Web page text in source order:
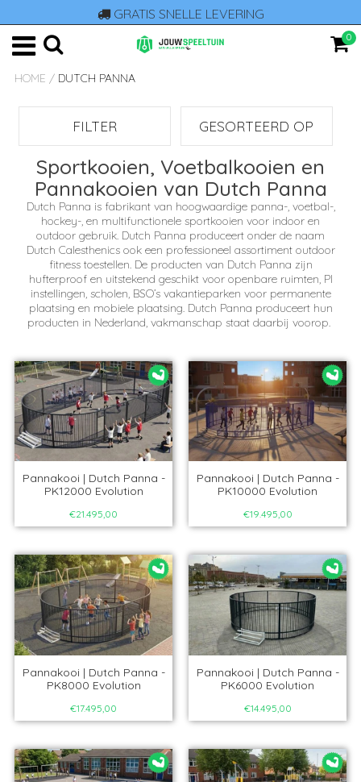
GRATIS SNELLE LEVERING
0
HOME / DUTCH PANNA
FILTER GESORTEERD OP
Sportkooien, Voetbalkooien en
Pannakooien van Dutch Panna
Dutch Panna is fabrikant van hoogwaardige panna-, voetbal-,
hockey-, en multifunctionele sportkooien voor indoor en
outdoor gebruik. Dutch Panna produceert onder de naam
Dutch Calesthenics ook een professioneel assortiment outdoor
fitness toestellen. De producten van Dutch Panna zijn
hufterproof en uitstekend geschikt voor openbare ruimten, PI
instellingen, scholen, BSO’s vakantieparken voor permanente
plaatsing en mobiele plaatsing. Dutch Panna produceert hun
producten in Nederland, vakmanschap staat daarbij voorop.
Pannakooi | Dutch Panna -
PK12000 Evolution
€21.495,00
Pannakooi | Dutch Panna -
PK10000 Evolution
€19.495,00
Pannakooi | Dutch Panna -
PK8000 Evolution
€17.495,00
Pannakooi | Dutch Panna -
PK6000 Evolution
€14.495,00